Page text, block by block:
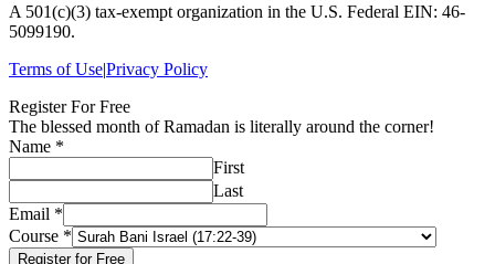
A 501(c)(3) tax-exempt organization in the U.S. Federal EIN: 46-
5099190.
Terms of Use|Privacy Policy
Register For Free
The blessed month of Ramadan is literally around the corner!
Name *
First
Last
Name
Course
Email
Email *
Course *
Register for Free